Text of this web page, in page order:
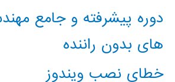
دوره پیشرفته و جامع
های بدون راننده
خطای نصب ویندوز